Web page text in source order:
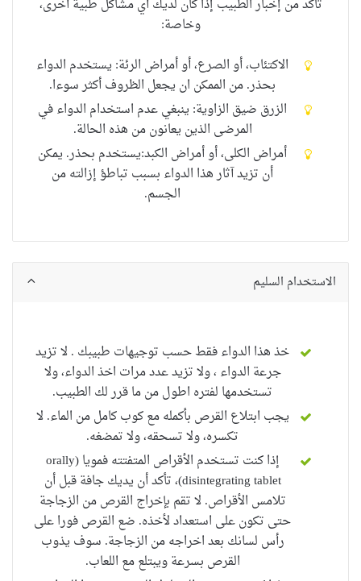
تأكد من إخبار الطبيب إذا كان لديكأيمشاكل طبية أخرى،
وخاصة:
الاكتئاب،أو الصرع، أو أمراض الرئة: يستخدم الدواء
بحذر. من الممكن ان يجعل الظروف أكثر سوءا.
الزرق ضيق الزاوية: ينبغي عدم استخدام الدواء في
المرضى الذين يعانون من هذه الحالة.
أمراض الكلى، أو أمراض الكبد:يستخدم بحذر. يمكن
أن تزيد آثار هذا الدواء بسبب تباطؤ إزالتهمن
الجسم.
الاستخدام السليم
خذ هذا الدواء فقط حسب توجيهات طبيبك . لا تزيد
جرعة الدواء ، ولا تزيد عدد مرات اخذ الدواء، ولا
تستخدمها لفتره اطول من ما قرر لك الطبيب.
يجب ابتلاع القرص بأكمله مع كوب كامل من الماء. لا
تكسره، ولا تسحقه، ولا تمضغه.
إذا كنت تستخدم الأقراص المتفتته فمويا (orally
disintegrating tablet)، تأكد أن يديك جافة قبل أن
تلامس الأقراص. لا تقم بإخراج القرص من الزجاجة
حتى تكون على استعداد لأخذه. ضع القرص فورا على
رأس لسانك بعد اخراجه من الزجاجة. سوف يذوب
القرص بسرعة ويبتلع مع اللعاب.